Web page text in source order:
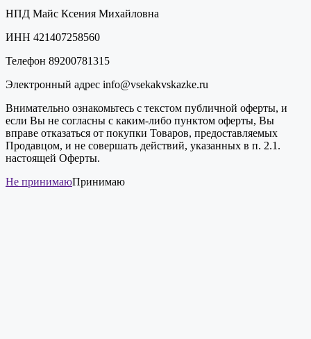
НПД Майс Ксения Михайловна
ИНН 421407258560
Телефон 89200781315
Электронный адрес info@vsekakvskazke.ru
Внимательно ознакомьтесь с текстом публичной оферты, и
если Вы не согласны с каким-либо пунктом оферты, Вы
вправе отказаться от покупки Товаров, предоставляемых
Продавцом, и не совершать действий, указанных в п. 2.1.
настоящей Оферты.
Не принимаюПринимаю